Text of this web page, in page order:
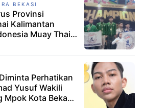
BEKASI
Provinsi
Kalimantan
Muay Thai
Lancar,
Perhatikan
Yusuf Wakili
Mpok Kota Bekasi